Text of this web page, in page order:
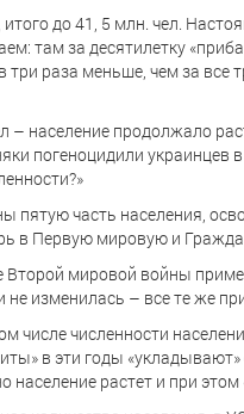
до 41, 5 млн. чел.
там за десятилетку
три раза меньше, чем за
– население продолжало
погеноцидили украинцев
пятую часть населения,
в Первую мировую и
Второй мировой войны
не изменилась – все те же
числе численности
в эти годы
растет и при этом